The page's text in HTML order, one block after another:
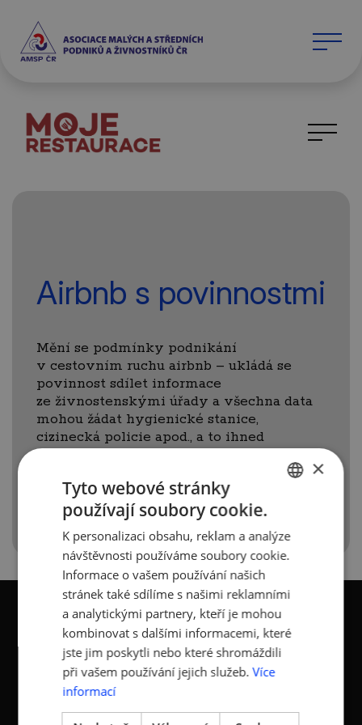
Airbnb s povinnostmi
Mění se podmínky podnikání
v cestovním ruchu airbnb – ukládá se
povinnost sdílet informace
ze živnostenskými úřady a všechna data
mohou žádat hygienické stanice,
cizinecká policie apod., a to ihned
po otevření hranic (souvisí s chytrou
KONTAKTY
Asociace malých a
Sokolovská 100/94
ENGLISH
×
Tyto webové stránky
používají soubory cookie.
K personalizaci obsahu, reklam a analýze
návštěvnosti používáme soubory cookie.
Informace o vašem používání našich
stránek také sdílíme s našimi reklamními
a analytickými partnery, kteří je mohou
kombinovat s dalšími informacemi, které
jste jim poskytli nebo které shromáždili
při vašem používání jejich služeb. Více
informací